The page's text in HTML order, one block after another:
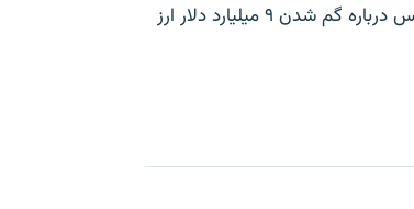
بانک مرکزی ایران روز جمعه با انتشار اطلاعیه‌ای، گفته‌های یک نماینده مجلس درباره گم شدن ۹ میلیارد دلار ارز